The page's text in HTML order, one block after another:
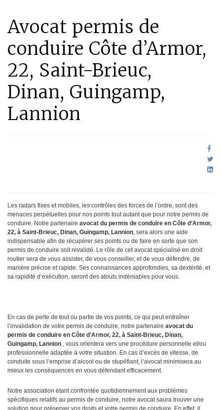
Avocat permis de
conduire Côte d’Armor,
22, Saint-Brieuc,
Dinan, Guingamp,
Lannion
Les radars fixes et mobiles, les contrôles des forces de l’ordre, sont des
menaces perpétuelles pour nos points tout autant que pour notre permis de
conduire. Notre partenaire avocat du permis de conduire en Côte d’Armor,
22, à Saint-Brieuc, Dinan, Guingamp, Lannion, sera alors une aide
indispensable afin de récupérer ses points ou de faire en sorte que son
permis de conduire soit revalidé. Le rôle de cet avocat spécialisé en droit
routier sera de vous assister, de vous conseiller, et de vous défendre, de
manière précise et rapide. Ses connaissances approfondies, sa dextérité, et
sa rapidité d’exécution, seront des atouts indéniables pour vous.
En cas de perte de tout ou partie de vos points, ce qui peut entraîner
l’invalidation de votre permis de conduire, notre partenaire avocat du
permis de conduire en Côte d’Armor, 22, à Saint-Brieuc, Dinan,
Guingamp, Lannion , vous orientera vers une procédure personnelle et/ou
professionnelle adaptée à votre situation. En cas d’excès de vitesse, de
conduite sous l’emprise d’alcool ou de stupéfiant, l’avocat minimisera au
mieux les conséquences en vous défendant efficacement.
Notre association étant confrontée quotidiennement aux problèmes
spécifiques relatifs au permis de conduire, notre avocat saura trouver une
solution pour préserver vos droits et votre permis de conduire. En effet, il